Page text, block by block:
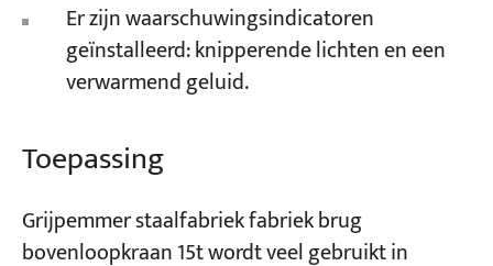
Er zijn waarschuwingsindicatoren
geïnstalleerd: knipperende lichten en een
verwarmend geluid.
Toepassing
Grijpemmer staalfabriek fabriek brug
bovenloopkraan 15t wordt veel gebruikt in